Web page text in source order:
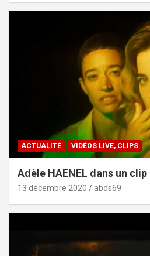
ACTUALITÉ VIDÉOS LIVE, CLIPS
Adèle HAENEL dans un clip
13 décembre 2020 abds69